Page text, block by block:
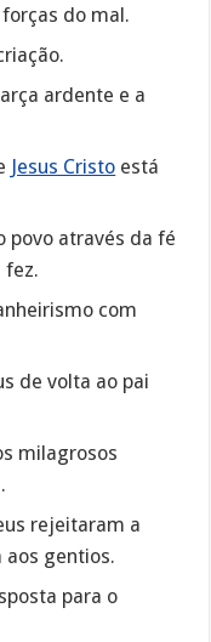
do mal.
ardente e a
Jesus Cristo está
povo através da fé
fez.
com
de volta ao pai
milagrosos
rejeitaram a
aos gentios.
para o